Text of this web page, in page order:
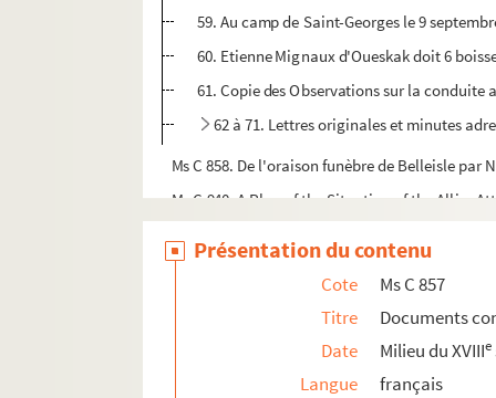
59. Au camp de Saint-Georges le 9
60. Etienne Mignaux d'Oueskak doit 6
61. Copie des Observations sur la
62 à 71. Lettres originales et minutes
Ms C 858. De l'oraison funèbre de Belleisle par
Ms C 940. A Plan of the Situation of the Allies
Présentation du contenu
Cote
Ms C 857
Titre
Documents
Date
Milieu du XVIIIe
Langue
français